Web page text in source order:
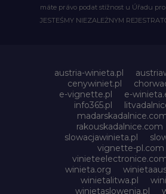
máte právo podat stížnost u Úřadu
JESTEŚMY NIEZALEŻNYM
austria-winieta.pl
cenywiniet.pl
e-vignette.pl
e-
info365.pl
rakouskadalnice.com
slowacjawinieta.pl
vignette-pl.com
winieta.org
winietalitwa.pl
winietaslowenia.pl